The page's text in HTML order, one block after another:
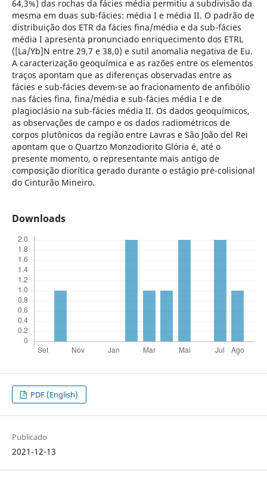
64,3%) das rochas da fácies média permitiu a subdivisão da
mesma em duas sub-fácies: média I e média II. O padrão de
distribuição dos ETR da fácies fina/média e da sub-fácies
média I apresenta pronunciado enriquecimento dos ETRL
([La/Yb]N entre 29,7 e 38,0) e sutil anomalia negativa de Eu.
A caracterização geoquímica e as razões entre os elementos
traços apontam que as diferenças observadas entre as
fácies e sub-fácies devem-se ao fracionamento de anfibólio
nas fácies fina, fina/média e sub-fácies média I e de
plagioclásio na sub-fácies média II. Os dados geoquímicos,
as observações de campo e os dados radiométricos de
corpos plutônicos da região entre Lavras e São João del Rei
apontam que o Quartzo Monzodiorito Glória é, até o
presente momento, o representante mais antigo de
composição diorítica gerado durante o estágio pré-colisional
do Cinturão Mineiro.
Downloads
PDF (English)
Publicado
2021-12-13